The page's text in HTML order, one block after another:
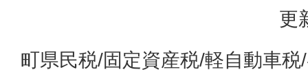
更
町県民税/固定資産税/軽自動車